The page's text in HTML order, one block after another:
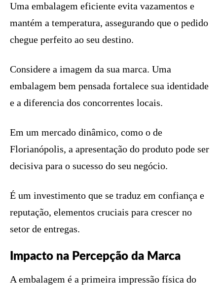
Uma embalagem eficiente evita vazamentos e
mantém a temperatura, assegurando que o pedido
chegue perfeito ao seu destino.
Considere a imagem da sua marca. Uma
embalagem bem pensada fortalece sua identidade
e a diferencia dos concorrentes locais.
Em um mercado dinâmico, como o de
Florianópolis, a apresentação do produto pode ser
decisiva para o sucesso do seu negócio.
É um investimento que se traduz em confiança e
reputação, elementos cruciais para crescer no
setor de entregas.
Impacto na Percepção da Marca
A embalagem é a primeira impressão física do